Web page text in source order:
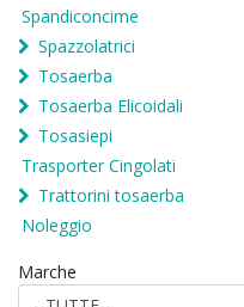
Spandiconcime
Spazzolatrici
Tosaerba
Tosaerba Elicoidali
Tosasiepi
Trasporter Cingolati
Trattorini tosaerba
Noleggio
Marche